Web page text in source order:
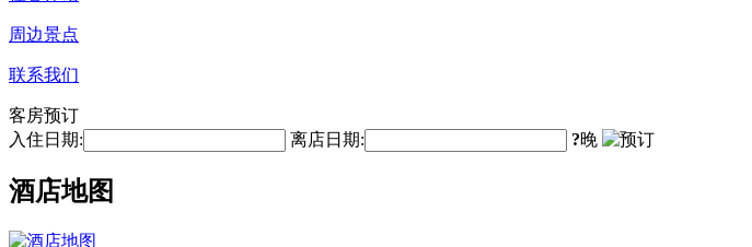
周边景点
联系我们
客房预订
入住日期:
离店日期: ?晚
酒店地图